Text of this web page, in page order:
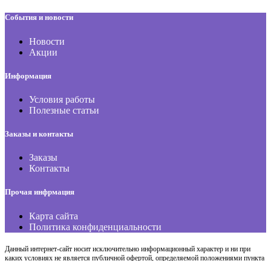
События и новости
Новости
Акции
Информация
Условия работы
Полезные статьи
Заказы и контакты
Заказы
Контакты
Прочая инфрмация
Карта сайта
Политика конфиденциальности
Данный интернет-сайт носит исключительно информационный характер и ни при
каких условиях не является публичной офертой, определяемой положениями пункта